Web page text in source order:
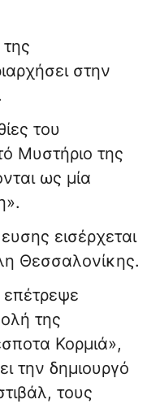
στην
του
Μυστήριο της
ως μία
εισέρχεται
Θεσσαλονίκης.
επέτρεψε
της
Κορμιά»,
την δημιουργό
τους